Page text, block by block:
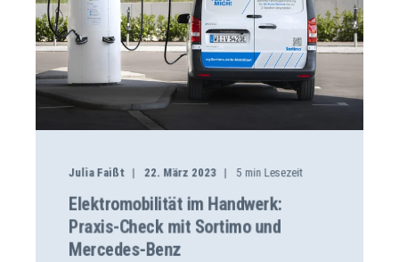
Julia Faißt 22. März 2023 5 min Lesezeit
Elektromobilität im Handwerk:
Praxis-Check mit Sortimo und
Mercedes-Benz